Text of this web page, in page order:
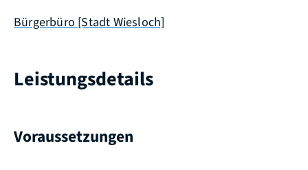
Bürgerbüro [Stadt Wiesloch]
Leistungsdetails
Voraussetzungen